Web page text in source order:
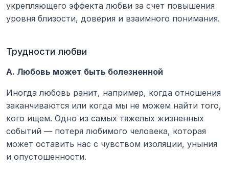
укрепляющего эффекта любви за счет повышения
уровня близости, доверия и взаимного понимания.
Трудности любви
А. Любовь может быть болезненной
Иногда любовь ранит, например, когда отношения
заканчиваются или когда мы не можем найти того,
кого ищем. Одно из самых тяжелых жизненных
событий — потеря любимого человека, которая
может оставить нас с чувством изоляции, уныния
и опустошенности.